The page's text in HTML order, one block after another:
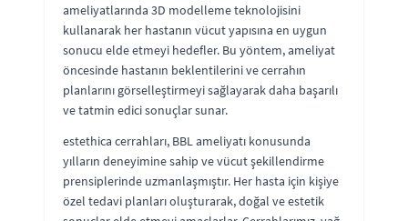
ameliyatlarında 3D modelleme teknolojisini
kullanarak her hastanın vücut yapısına en uygun
sonucu elde etmeyi hedefler. Bu yöntem, ameliyat
öncesinde hastanın beklentilerini ve cerrahın
planlarını görselleştirmeyi sağlayarak daha başarılı
ve tatmin edici sonuçlar sunar.
estethica cerrahları, BBL ameliyatı konusunda
yılların deneyimine sahip ve vücut şekillendirme
prensiplerinde uzmanlaşmıştır. Her hasta için kişiye
özel tedavi planları oluşturarak, doğal ve estetik